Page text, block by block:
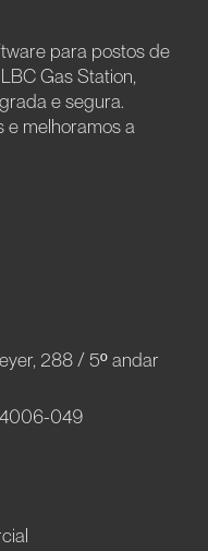
para postos de
Gas Station,
e segura.
e melhoramos a
288 / 5º andar
049